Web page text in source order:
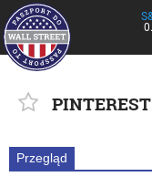
Przegląd